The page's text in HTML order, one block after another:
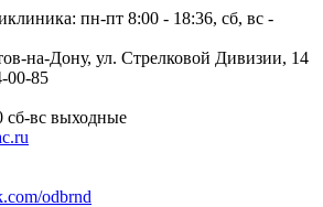
пн-пт 8:00 - 18:36, сб, вс -
на-Дону, ул. Стрелковой Дивизии, 14
00-85
сб-вс выходные
odbrnd